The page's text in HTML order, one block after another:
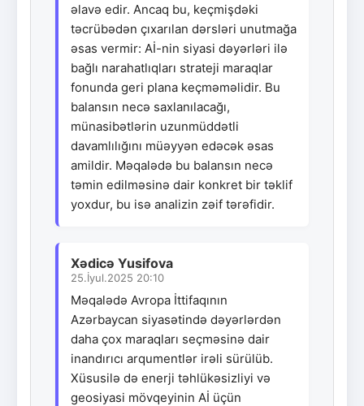
əlavə edir. Ancaq bu, keçmişdəki
təcrübədən çıxarılan dərsləri unutmağa
əsas vermir: Aİ-nin siyasi dəyərləri ilə
bağlı narahatlıqları strateji maraqlar
fonunda geri plana keçməməlidir. Bu
balansın necə saxlanılacağı,
münasibətlərin uzunmüddətli
davamlılığını müəyyən edəcək əsas
amildir. Məqalədə bu balansın necə
təmin edilməsinə dair konkret bir təklif
yoxdur, bu isə analizin zəif tərəfidir.
Xədicə Yusifova
25.İyul.2025 20:10
Məqalədə Avropa İttifaqının
Azərbaycan siyasətində dəyərlərdən
daha çox maraqları seçməsinə dair
inandırıcı arqumentlər irəli sürülüb.
Xüsusilə də enerji təhlükəsizliyi və
geosiyasi mövqeyinin Aİ üçün